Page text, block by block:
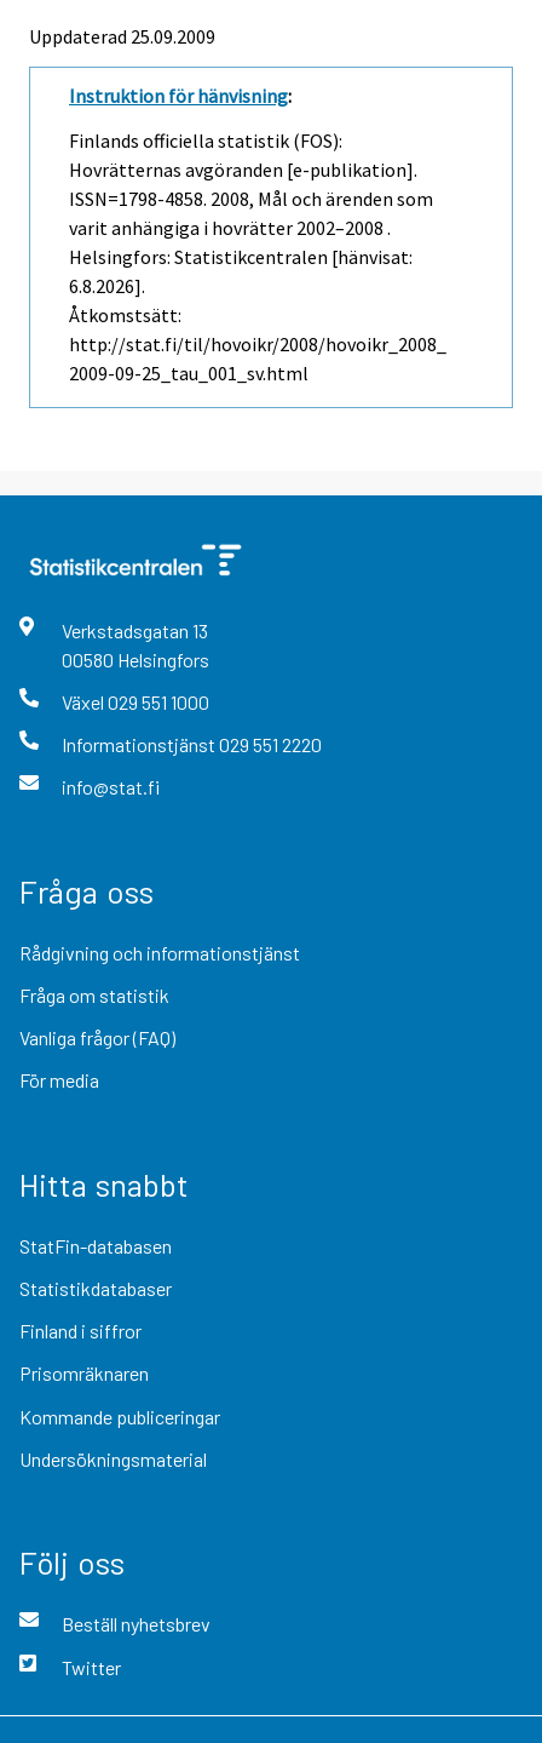
Uppdaterad 25.09.2009
Instruktion för hänvisning:
Finlands officiella statistik (FOS):
Hovrätternas avgöranden [e-publikation].
ISSN=1798-4858. 2008, Mål och ärenden som
varit anhängiga i hovrätter 2002–2008 .
Helsingfors: Statistikcentralen [hänvisat:
6.8.2026].
Åtkomstsätt:
http://stat.fi/til/hovoikr/2008/hovoikr_2008_
2009-09-25_tau_001_sv.html
Verkstadsgatan 13
00580 Helsingfors
Växel 029 551 1000
Informationstjänst 029 551 2220
info@stat.fi
Fråga oss
Rådgivning och informationstjänst
Fråga om statistik
Vanliga frågor (FAQ)
För media
Hitta snabbt
StatFin-databasen
Statistikdatabaser
Finland i siffror
Prisomräknaren
Kommande publiceringar
Undersökningsmaterial
Följ oss
Beställ nyhetsbrev
Twitter